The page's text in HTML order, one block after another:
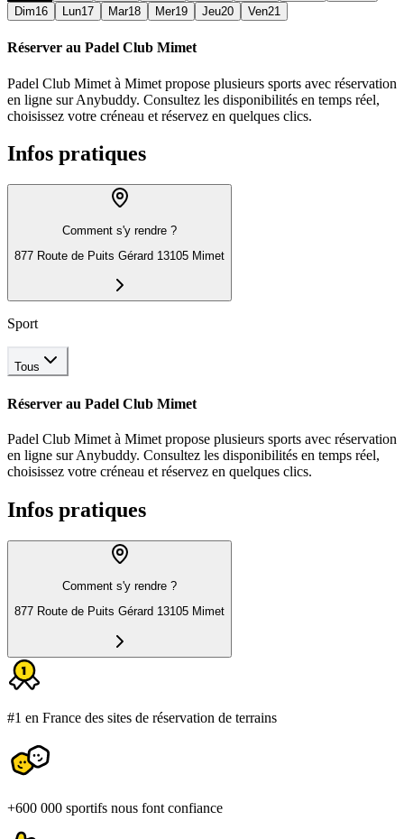
Dim16 Lun17 Mar18 Mer19 Jeu20 Ven21
Réserver au Padel Club Mimet
Padel Club Mimet à Mimet propose plusieurs sports avec réservation
en ligne sur Anybuddy. Consultez les disponibilités en temps réel,
choisissez votre créneau et réservez en quelques clics.
Infos pratiques
Comment s'y rendre ?
877 Route de Puits Gérard 13105 Mimet
Sport
Tous
Réserver au Padel Club Mimet
Padel Club Mimet à Mimet propose plusieurs sports avec réservation
en ligne sur Anybuddy. Consultez les disponibilités en temps réel,
choisissez votre créneau et réservez en quelques clics.
Infos pratiques
Comment s'y rendre ?
877 Route de Puits Gérard 13105 Mimet
#1 en France des sites de réservation de terrains
+600 000 sportifs nous font confiance